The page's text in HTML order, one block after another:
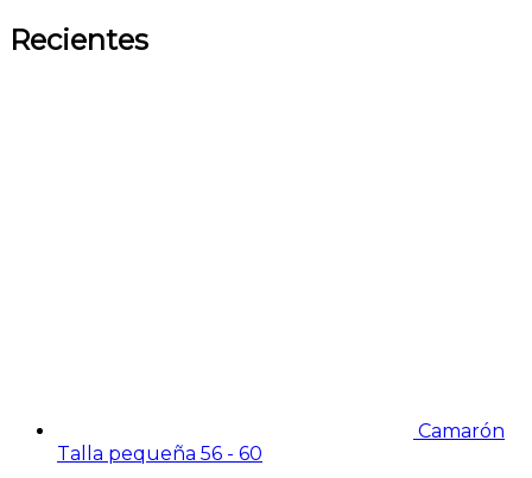
Recientes
Camarón
Talla pequeña 56 - 60